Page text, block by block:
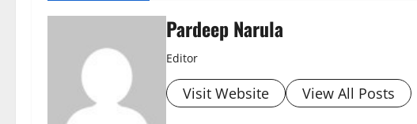
Pardeep Narula
Editor
Visit Website View All Posts